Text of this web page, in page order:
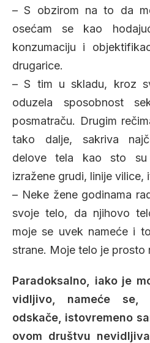
– S obzirom na to da
osećam se kao
konzumaciju i
drugarice.
– S tim u skladu, kroz
oduzela sposobnost
posmatraču. Drugim
tako dalje, sakriva
delove tela kao sto su
izražene grudi, linije vilice,
– Neke žene godinama
svoje telo, da njihovo
moje se uvek nameće i
strane. Moje telo je prosto
Paradoksalno, iako je
vidljivo, nameće se,
odskače, istovremeno
ovom društvu